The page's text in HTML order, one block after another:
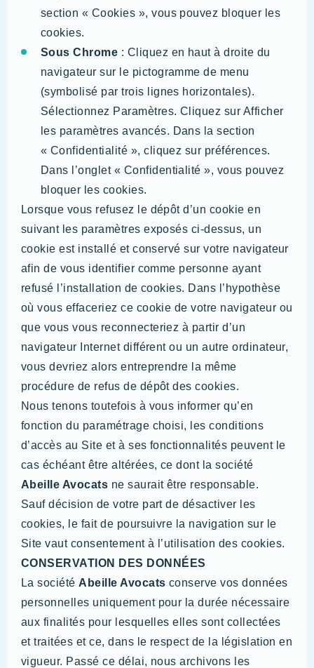
section « Cookies », vous pouvez bloquer les
cookies.
Sous Chrome : Cliquez en haut à droite du
navigateur sur le pictogramme de menu
(symbolisé par trois lignes horizontales).
Sélectionnez Paramètres. Cliquez sur Afficher
les paramètres avancés. Dans la section
« Confidentialité », cliquez sur préférences.
Dans l’onglet « Confidentialité », vous pouvez
bloquer les cookies.
Lorsque vous refusez le dépôt d’un cookie en
suivant les paramètres exposés ci-dessus, un
cookie est installé et conservé sur votre navigateur
afin de vous identifier comme personne ayant
refusé l’installation de cookies. Dans l’hypothèse
où vous effaceriez ce cookie de votre navigateur ou
que vous vous reconnecteriez à partir d’un
navigateur Internet différent ou un autre ordinateur,
vous devriez alors entreprendre la même
procédure de refus de dépôt des cookies.
Nous tenons toutefois à vous informer qu’en
fonction du paramétrage choisi, les conditions
d’accès au Site et à ses fonctionnalités peuvent le
cas échéant être altérées, ce dont la société
Abeille Avocats ne saurait être responsable.
Sauf décision de votre part de désactiver les
cookies, le fait de poursuivre la navigation sur le
Site vaut consentement à l’utilisation des cookies.
CONSERVATION DES DONNÉES
La société Abeille Avocats conserve vos données
personnelles uniquement pour la durée nécessaire
aux finalités pour lesquelles elles sont collectées
et traitées et ce, dans le respect de la législation en
vigueur. Passé ce délai, nous archivons les